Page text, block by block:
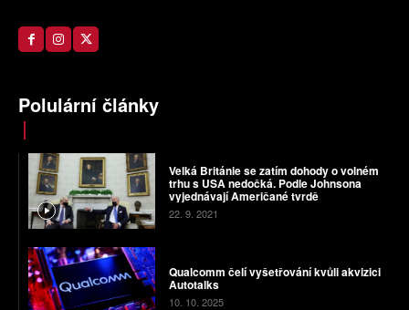
Polulární články
Velká Británie se zatím dohody o volném
trhu s USA nedočká. Podle Johnsona
vyjednávají Američané tvrdě
22. 9. 2021
Qualcomm čelí vyšetřování kvůli akvizici
Autotalks
10. 10. 2025